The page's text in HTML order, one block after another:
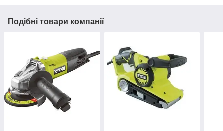
Подібні товари компанії